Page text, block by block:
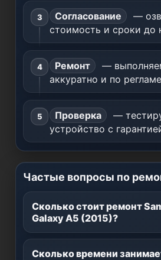
Согласование
—
стоимость и сроки до
Ремонт
—
аккуратно и по
Проверка
—
устройство с
Частые вопросы по
Сколько стоит ремонт
Galaxy A5 (2015)?
Сколько времени